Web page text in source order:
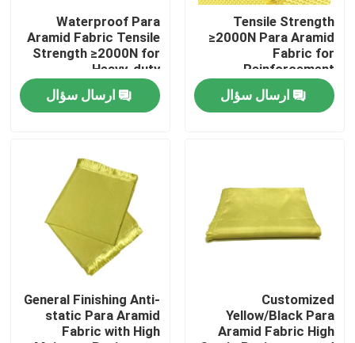
درباره ما
تور کارخانه
با ما تماس بگیرید
درخواست نقل قول
پارچه پارا آرامید
Tensile Strength
≥2000N Para Aramid
Fabric for
Reinforcement
Materials Conventional
Patternارسال سؤال
Waterproof Para
Aramid Fabric Tensile
Strength ≥2000N for
Heavy-duty
Performance and
Durabilityارسال سؤال
Customized
Yellow/Black Para
Aramid Fabric High
General Finishing Anti-
static Para Aramid
Fabric with High